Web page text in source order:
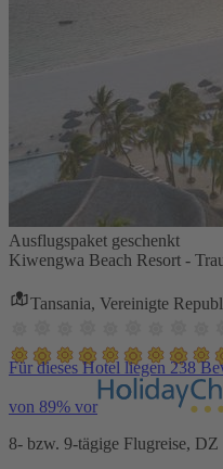
Ausflugspaket geschenkt
Kiwengwa Beach Resort -
Tansania, Vereinigte
Für dieses Hotel liegen 238
von 89% vor
8- bzw. 9-tägige Flugreise,